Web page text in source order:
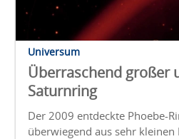
Universum
Überraschend großer
Saturnring
Der 2009 entdeckte Phoebe-
überwiegend aus sehr kleinen